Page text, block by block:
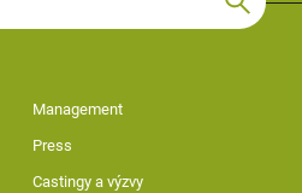
Management
Press
Castingy a výzvy